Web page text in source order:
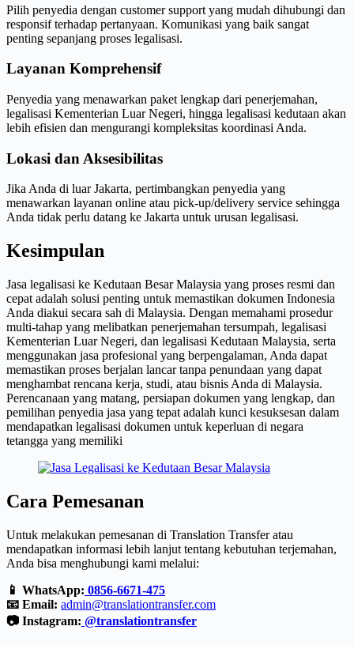
Pilih penyedia dengan customer support yang mudah dihubungi dan
responsif terhadap pertanyaan. Komunikasi yang baik sangat
penting sepanjang proses legalisasi.
Layanan Komprehensif
Penyedia yang menawarkan paket lengkap dari penerjemahan,
legalisasi Kementerian Luar Negeri, hingga legalisasi kedutaan akan
lebih efisien dan mengurangi kompleksitas koordinasi Anda.
Lokasi dan Aksesibilitas
Jika Anda di luar Jakarta, pertimbangkan penyedia yang
menawarkan layanan online atau pick-up/delivery service sehingga
Anda tidak perlu datang ke Jakarta untuk urusan legalisasi.
Kesimpulan
Jasa legalisasi ke Kedutaan Besar Malaysia yang proses resmi dan
cepat adalah solusi penting untuk memastikan dokumen Indonesia
Anda diakui secara sah di Malaysia. Dengan memahami prosedur
multi-tahap yang melibatkan penerjemahan tersumpah, legalisasi
Kementerian Luar Negeri, dan legalisasi Kedutaan Malaysia, serta
menggunakan jasa profesional yang berpengalaman, Anda dapat
memastikan proses berjalan lancar tanpa penundaan yang dapat
menghambat rencana kerja, studi, atau bisnis Anda di Malaysia.
Perencanaan yang matang, persiapan dokumen yang lengkap, dan
pemilihan penyedia jasa yang tepat adalah kunci kesuksesan dalam
mendapatkan legalisasi dokumen untuk keperluan di negara
tetangga yang memiliki
Cara Pemesanan
Untuk melakukan pemesanan di Translation Transfer atau
mendapatkan informasi lebih lanjut tentang kebutuhan terjemahan,
Anda bisa menghubungi kami melalui:
📱 WhatsApp: 0856-6671-475
📧 Email: admin@translationtransfer.com
📷 Instagram: @translationtransfer